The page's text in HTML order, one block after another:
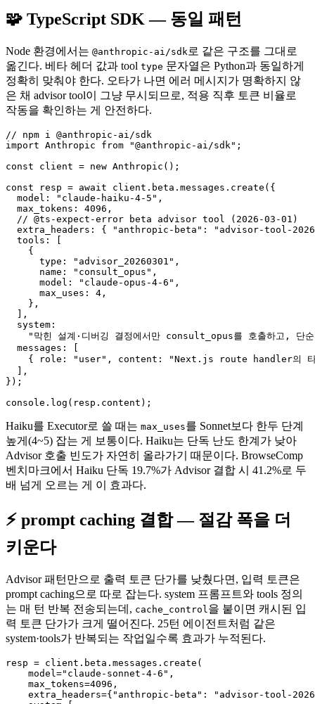
🧩 TypeScript SDK — 동일 패턴
Node 환경에서는 @anthropic-ai/sdk로 같은 구조를 그대로
옮긴다. 베타 헤더 값과 tool type 문자열은 Python과 동일하게
정확히 맞춰야 한다. 오타가 나면 에러 메시지가 명확하지 않
은 채 advisor tool이 그냥 무시되므로, 적용 직후 토큰 비율로
작동을 확인하는 게 안전하다.
// npm i @anthropic-ai/sdk
import Anthropic from "@anthropic-ai/sdk";
const client = new Anthropic();
const resp = await client.beta.messages.create({
  model: "claude-haiku-4-5",
  max_tokens: 4096,
  // @ts-expect-error beta advisor tool (2026-03-01)
extra_headers: { "anthropic-beta": "advisor-tool-
  tools: [
    {
      type: "advisor_20260301",
      name: "consult_opus",
      model: "claude-opus-4-6",
      max_uses: 4,
    },
  ],
  system:
"막힌 설계·디버깅 결정에서만 consult_opus를 호출하고, 단
  messages: [
{ role: "user", content: "Next.js route handler의 타
  ],
});
Haiku를 Executor로 쓸 때는 max_uses를 Sonnet보다 한두 단계
높게(4~5) 잡는 게 보통이다. Haiku는 단독 난도 한계가 낮아
Advisor 호출 빈도가 자연히 올라가기 때문이다. BrowseComp
벤치마크에서 Haiku 단독 19.7%가 Advisor 결합 시 41.2%로 두
배 넘게 오르는 게 이 효과다.
⚡ prompt caching 결합 — 절감 폭을 더
키운다
Advisor 패턴만으로 출력 토큰 단가를 낮췄다면, 입력 토큰은
prompt caching으로 따로 잡는다. system 프롬프트와 tools 정의
는 매 턴 반복 전송되는데, cache_control 을 붙이면 캐시된 입
력 토큰 단가가 크게 떨어진다. 25턴 에이전트처럼 같은
system·tools가 반복되는 작업일수록 효과가 누적된다.
resp = client.beta.messages.create(
    model="claude-sonnet-4-6",
    max_tokens=4096,
extra_headers={"anthropic-beta": "advisor-tool-